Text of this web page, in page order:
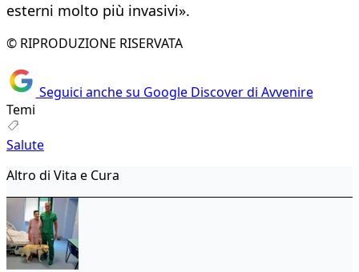
esterni molto più invasivi».
© RIPRODUZIONE RISERVATA
Seguici anche su Google Discover di Avvenire
Temi
Salute
Altro di Vita e Cura